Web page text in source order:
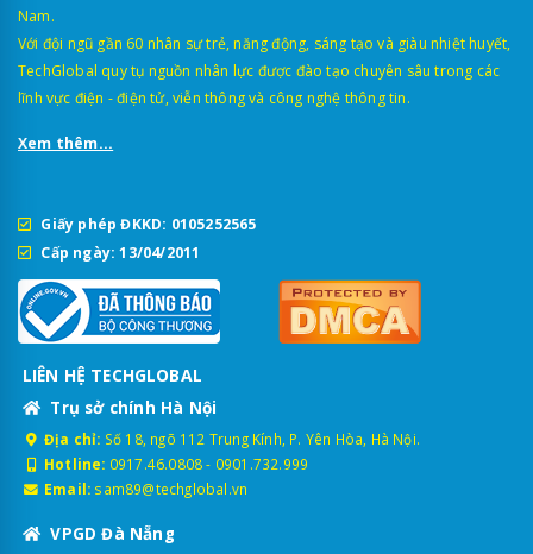
Nam.
Với đội ngũ gần 60 nhân sự trẻ, năng động, sáng tạo và giàu nhiệt huyết,
TechGlobal quy tụ nguồn nhân lực được đào tạo chuyên sâu trong các
lĩnh vực điện - điện tử, viễn thông và công nghệ thông tin.
Xem thêm...
Giấy phép ĐKKD: 0105252565
Cấp ngày: 13/04/2011
LIÊN HỆ TECHGLOBAL
Trụ sở chính Hà Nội
Địa chỉ: Số 18, ngõ 112 Trung Kính, P. Yên Hòa, Hà Nội.
Hotline: 0917.46.0808- 0901.732.999
Email: sam89@techglobal.vn
VPGD Đà Nẵng